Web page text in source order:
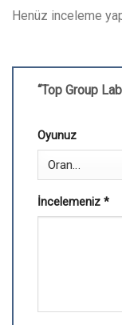
Henüz inceleme
“Top Group
Oyunuz
İncelemeniz *